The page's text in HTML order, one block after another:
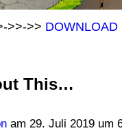
>>->> DOWNLOAD
This…
am 29. Juli 2019 um